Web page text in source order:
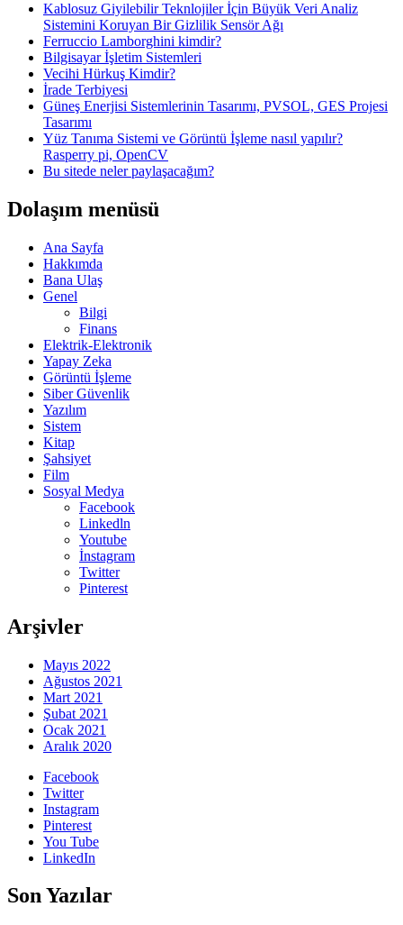
Kablosuz Giyilebilir Teknlojiler İçin Büyük Veri Analiz
Sistemini Koruyan Bir Gizlilik Sensör Ağı
Ferruccio Lamborghini kimdir?
Bilgisayar İşletim Sistemleri
Vecihi Hürkuş Kimdir?
İrade Terbiyesi
Güneş Enerjisi Sistemlerinin Tasarımı, PVSOL, GES Projesi
Tasarımı
Yüz Tanıma Sistemi ve Görüntü İşleme nasıl yapılır?
Rasperry pi, OpenCV
Bu sitede neler paylaşacağım?
Dolaşım menüsü
Ana Sayfa
Hakkımda
Bana Ulaş
Genel
Bilgi
Finans
Elektrik-Elektronik
Yapay Zeka
Görüntü İşleme
Siber Güvenlik
Yazılım
Sistem
Kitap
Şahsiyet
Film
Sosyal Medya
Facebook
Linkedln
Youtube
İnstagram
Twitter
Pinterest
Arşivler
Mayıs 2022
Ağustos 2021
Mart 2021
Şubat 2021
Ocak 2021
Aralık 2020
Facebook
Twitter
Instagram
Pinterest
You Tube
LinkedIn
Son Yazılar